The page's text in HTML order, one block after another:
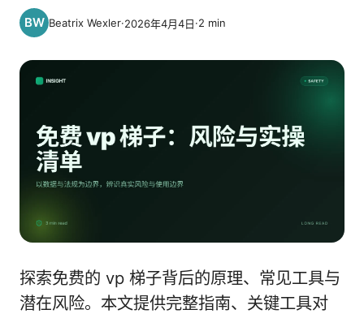
Beatrix Wexler·2026年4月4日·2 min
探索免费的 vp 梯子背后的原理、常见工具与
潜在风险。本文提供完整指南、关键工具对